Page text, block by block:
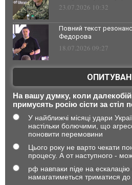
23.07.2026 10:32
Повний текст
Федорова
18.07.2026 09:27
На вашу думку, коли
примусять росію сісти за стіл
У найближчі місяці удари
настільки болючими, що
поновити перемовини
Цього року не варто чекати
процесу. А от наступного -
рф навпаки піде на ескалацію
намагатиметься триматися до